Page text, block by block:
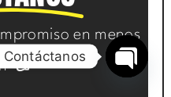
en menos
Contáctanos